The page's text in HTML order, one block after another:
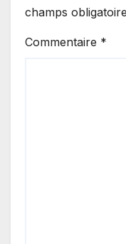
champs
Commentaire *